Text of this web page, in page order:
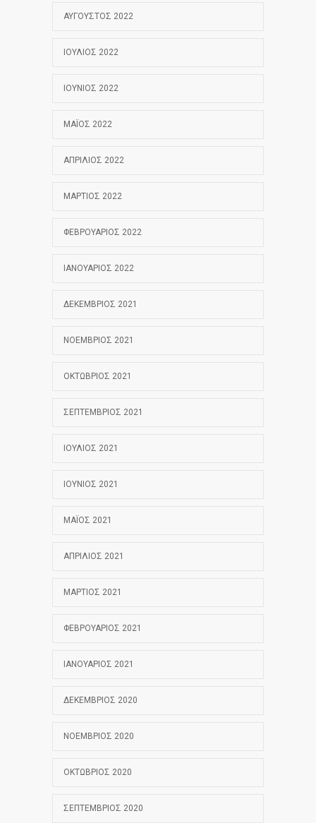
ΑΎΓΟΥΣΤΟΣ 2022
ΙΟΎΛΙΟΣ 2022
ΙΟΎΝΙΟΣ 2022
ΜΆΙΟΣ 2022
ΑΠΡΊΛΙΟΣ 2022
ΜΆΡΤΙΟΣ 2022
ΦΕΒΡΟΥΆΡΙΟΣ 2022
ΙΑΝΟΥΆΡΙΟΣ 2022
ΔΕΚΈΜΒΡΙΟΣ 2021
ΝΟΈΜΒΡΙΟΣ 2021
ΟΚΤΏΒΡΙΟΣ 2021
ΣΕΠΤΈΜΒΡΙΟΣ 2021
ΙΟΎΛΙΟΣ 2021
ΙΟΎΝΙΟΣ 2021
ΜΆΙΟΣ 2021
ΑΠΡΊΛΙΟΣ 2021
ΜΆΡΤΙΟΣ 2021
ΦΕΒΡΟΥΆΡΙΟΣ 2021
ΙΑΝΟΥΆΡΙΟΣ 2021
ΔΕΚΈΜΒΡΙΟΣ 2020
ΝΟΈΜΒΡΙΟΣ 2020
ΟΚΤΏΒΡΙΟΣ 2020
ΣΕΠΤΈΜΒΡΙΟΣ 2020